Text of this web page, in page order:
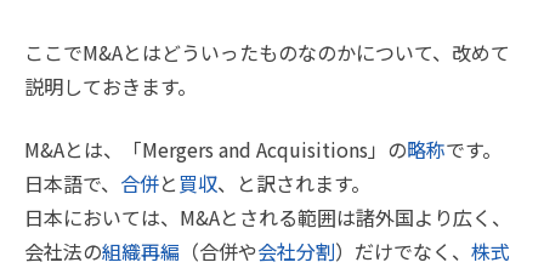
ここでM&Aとはどういったものなのかについて、改めて
説明しておきます。
M&Aとは、「Mergers and Acquisitions」の略称です。
日本語で、 合併と買収、と訳されます。
日本においては、M&Aとされる範囲は諸外国より広く、
会社法の組織再編 （合併や会社分割）だけでなく、 株式